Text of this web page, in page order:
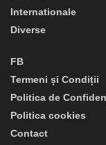
Internationale
Diverse
FB
Termeni și Condiții
Politica de
Politica cookies
Contact